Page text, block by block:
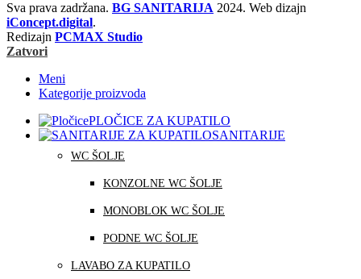
Sva prava zadržana. BG SANITARIJA 2024. Web dizajn
iConcept.digital.
Redizajn PCMAX Studio
Zatvori
Meni
Kategorije proizvoda
PLOČICE ZA KUPATILO
SANITARIJE
WC ŠOLJE
KONZOLNE WC ŠOLJE
MONOBLOK WC ŠOLJE
PODNE WC ŠOLJE
LAVABO ZA KUPATILO